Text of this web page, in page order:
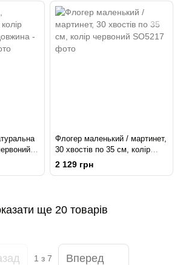
Флогер маленький / мартинет,
30 хвостів по 35 см, колір
червоний
2 129 грн
ще 20 товарів
1 з 7 Вперед